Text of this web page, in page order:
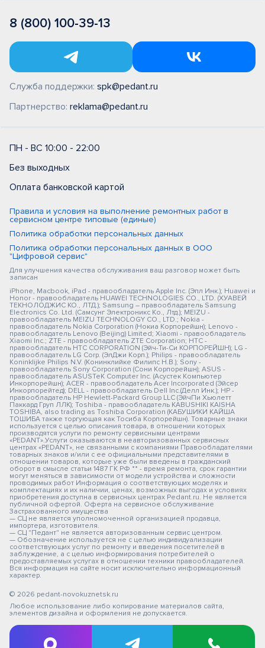
8 (800) 100-39-13
Служба поддержки: spk@pedant.ru
Партнерство: reklama@pedant.ru
ПН - ВС 10:00 - 22:00
Без выходных
Оплата банковской картой
Правила и условия на выполнение ремонтных работ в
сервисном центре типовые (единые)
Политика обработки персональных данных
Политика обработки персональных данных в ООО
"Цифровой сервис"
Для улучшения качества обслуживания ваш разговор может быть
записан
iPhone, Macbook, iPad - правообладатель Apple Inc. (Эпл Инк.); Huawei и
Honor - правообладатель HUAWEI TECHNOLOGIES CO., LTD. (ХУАВЕЙ
ТЕКНОЛОДЖИС КО., ЛТД.); Samsung – правообладатель Samsung
Electronics Co. Ltd. (Самсунг Электроникс Ко., Лтд.); MEIZU -
правообладатель MEIZU TECHNOLOGY CO., LTD.; Nokia -
правообладатель Nokia Corporation (Нокиа Корпорейшн); Lenovo -
правообладатель Lenovo (Beijing) Limited; Xiaomi - правообладатель
Xiaomi Inc.; ZTE - правообладатель ZTE Corporation; HTC -
правообладатель HTC CORPORATION (Эйч-Ти-Си КОРПОРЕЙШН); LG -
правообладатель LG Corp. (ЭлДжи Корп.); Philips - правообладатель
Koninklijke Philips N.V. (Конинклийке Филипс Н.В.); Sony -
правообладатель Sony Corporation (Сони Корпорейшн); ASUS -
правообладатель ASUSTeK Computer Inc. (Асустек Компьютер
Инкорпорейшн); ACER - правообладатель Acer Incorporated (Эйсер
Инкорпорейтед); DELL - правообладатель Dell Inc.(Делл Инк.); HP -
правообладатель HP Hewlett-Packard Group LLC (ЭйчПи Хьюлетт
Паккард Груп ЛЛК); Toshiba - правообладатель KABUSHIKI KAISHA
TOSHIBA, also trading as Toshiba Corporation (КАБУШИКИ КАЙША
ТОШИБА также торгующая как Тосиба Корпорейшн). Товарные знаки
используется с целью описания товара, в отношении которых
производятся услуги по ремонту сервисными центрами
«PEDANT».Услуги оказываются в неавторизованных сервисных
центрах «PEDANT», не связанными с компаниями Правообладателями
товарных знаков и/или с ее официальными представителями в
отношении товаров, которые уже были введены в гражданский
оборот в смысле статьи 1487 ГК РФ ** - время ремонта, срок гарантии
могут меняться в зависимости от модели устройства и сложности
проводимых работ Информация о соответствующих моделях и
комплектациях и их наличии, ценах, возможных выгодах и условиях
приобретения доступна в сервисных центрах Pedant.ru. Не является
публичной офертой. Оферта на сервисное обслуживание
Застрахованного имущества
— СЦ не является уполномоченной организацией продавца,
импортера, изготовителя.
— СЦ "Педант" не является авторизованным сервис центром.
— Обозначение используется не с целью индивидуализации
соответствующих услуг по ремонту и введения посетителей в
заблуждение, а с целью информирования потребителей о
предоставляемых услугах в отношении техники правообладателей.
Вся информация на сайте носит исключительно информационный
характер.
© 2026 pedant-novokuznetsk.ru
Любое использование либо копирование материалов сайта,
элементов дизайна и оформления не допускается.